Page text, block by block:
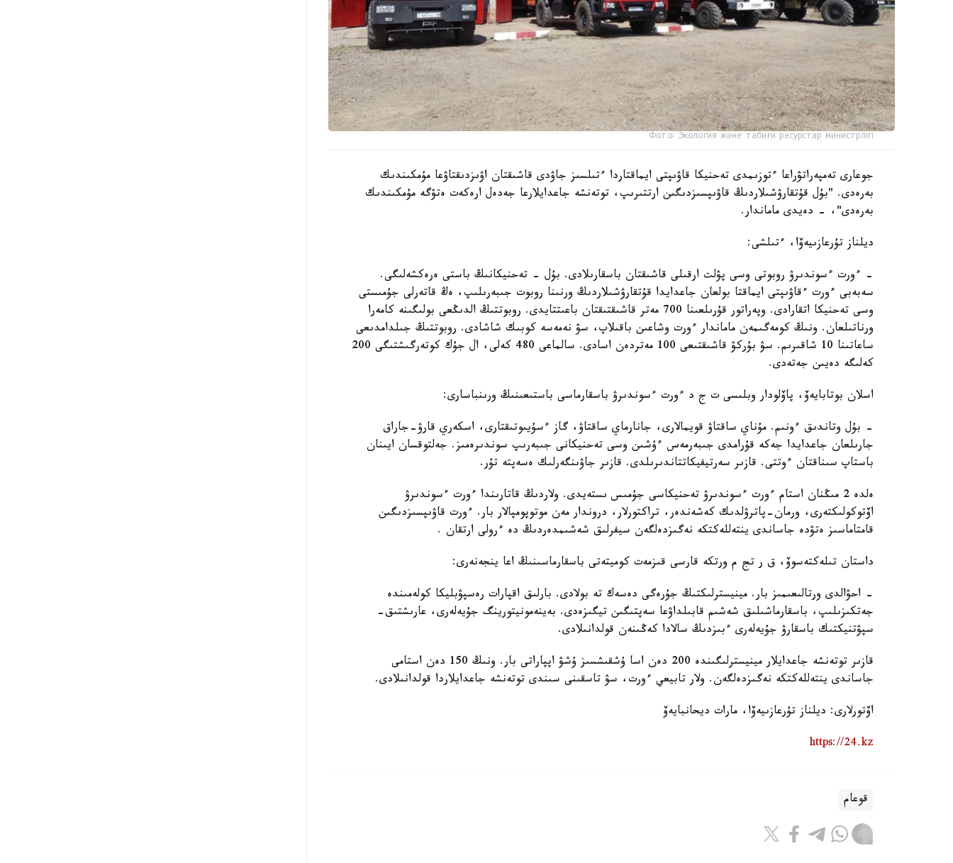
Фото: Экология және табиғи ресурстар министрлігі
جوعارى تەمپەراتۋراعا ءتوزىمدى تەحنيكا قاۋىپتى ايماقتاردا ءتىلسىز جاۋدى قاشىقتان اۋىزدىقتاۋعا مۇمكىندىك
بەرەدى. "بۇل قۇتقارۋشىلاردىڭ قاۋىپسىزدىگىن ارتتىرىپ، توتەنشە جاعدايلارعا جەدەل ارەكەت ەتۋگە مۇمكىندىك
بەرەدى"، - دەيدى ماماندار.
ديلناز تۇرعازىيەۆا، ءتىلشى:
- ءورت ءسوندىرۋ روبوتى وسى پۋلت ارقىلى قاشىقتان باسقارىلادى. بۇل - تەحنيكانىڭ باستى ەرەكشەلىگى.
سەبەبى ءورت ءقاۋىپتى ايماقتا بولعان جاعدايدا قۇتقارۋشىلاردىڭ ورنىنا روبوت جىبەرىلىپ، ەڭ قاتەرلى جۇمىستى
وسى تەحنيكا اتقارادى. وپەراتور قۇرىلعىنا 700 مەتر قاشىقتىقتان باعىتتايدى. روبوتتىڭ الدىڭعى بولىگىنە كامەرا
ورناتىلعان. ونىڭ كومەگىمەن ماماندار ءورت وشاعىن باقىلاپ، سۋ نەمەسە كوبىك شاشادى. روبوتتىڭ جىلدامدىعى
ساعاتىنا 10 شاقىرىم. سۋ بۇركۋ قاشىقتىعى 100 مەتردەن اسادى. سالماعى 480 كەلى، ال جۇك كوتەرگىشتىگى 200
كەلىگە دەيىن جەتەدى.
اسلان بوتابايەۆ، پاۆلودار وبلىسى ت ج د ءورت ءسوندىرۋ باسقارماسى باستىعىنىڭ ورىنباسارى:
- بۇل وتاندىق ءونىم. مۇناي ساقتاۋ قويمالارى، جانارماي ساقتاۋ، گاز ءسۇيىوتىقتارى، اسكەري قارۋ-جاراق
جارىلعان جاعدايدا جەكە قۇرامدى جىبەرمەس ءۇشىن وسى تەحنيكانى جىبەرىپ سوندىرەمىز. جەلتوقسان ايىنان
باستاپ سىناقتان ءوتتى. قازىر سەرتيفيكاتتاندىرىلدى. قازىر جاۋىنگەرلىك ەسەپتە تۇر.
ەلدە 2 مىڭنان استام ءورت ءسوندىرۋ تەحنيكاسى جۇمىس ىستەيدى. ولاردىڭ قاتارىندا ءورت ءسوندىرۋ
اۆتوكولىكتەرى، ورمان-پاترۋلدىك كەشەندەر، تراكتورلار، دروندار مەن موتوپومپالار بار. ءورت قاۋىپسىزدىگىن
قامتاماسىز ەتۋدە جاساندى ينتەللەكتكە نەگىزدەلگەن سيفرلىق شەشىمدەردىڭ دە ءرولى ارتقان .
داستان تىلەكتەسوۆ، ق ر تج م ورتكە قارسى قىزمەت كوميتەتى باسقارماسىنىڭ اعا ينجەنەرى:
- احۋالدى ورتالىعىمىز بار. مينيسترلىكتىڭ جۇرەگى دەسەك تە بولادى. بارلىق اقپارات رەسپۋبليكا كولەمىندە
جەتكىزىلىپ، باسقارماشىلىق شەشىم قابىلداۋعا سەپتىگىن تيگىزەدى. بەينەمونيتورينگ جۇيەلەرى، عارىشتىق-
سپۋتنيكتىك باسقارۋ جۇيەلەرى ءبىزدىڭ سالادا كەڭىنەن قولدانىلادى.
قازىر توتەنشە جاعدايلار مينيسترلىگىندە 200 دەن اسا ۇشقىشسىز ۇشۋ اپپاراتى بار. ونىڭ 150 دەن استامى
جاساندى ينتەللەكتكە نەگىزدەلگەن. ولار تابيعي ءورت، سۋ تاسقىنى سىندى توتەنشە جاعدايلاردا قولدانىلادى.
اۆتورلارى: ديلناز تۇرعازىيەۆا، مارات ديحانبايەۆ
https://24.kz
قوعام